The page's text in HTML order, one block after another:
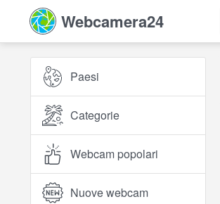
Webcamera24
Paesi
Categorie
Webcam popolari
Nuove webcam